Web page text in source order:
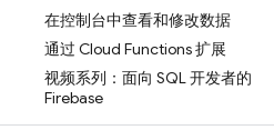
在控制台中查看和修改数据
通过 Cloud Functions 扩展
视频系列：面向 SQL 开发者的
Firebase